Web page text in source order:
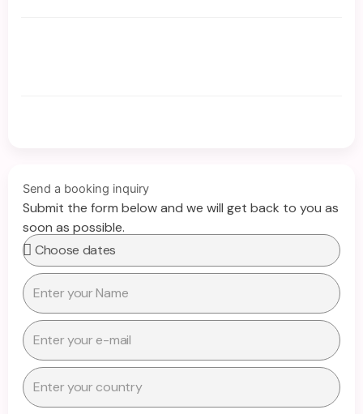
Send a booking inquiry
Submit the form below and we will get back to you as
soon as possible.
Termin
Name
Email
Country